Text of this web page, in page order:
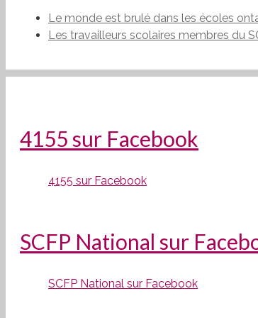
Le monde est brulé dans les écoles
Les travailleurs scolaires membres du
4155 sur Facebook
4155 sur Facebook
SCFP National sur
SCFP National sur Facebook